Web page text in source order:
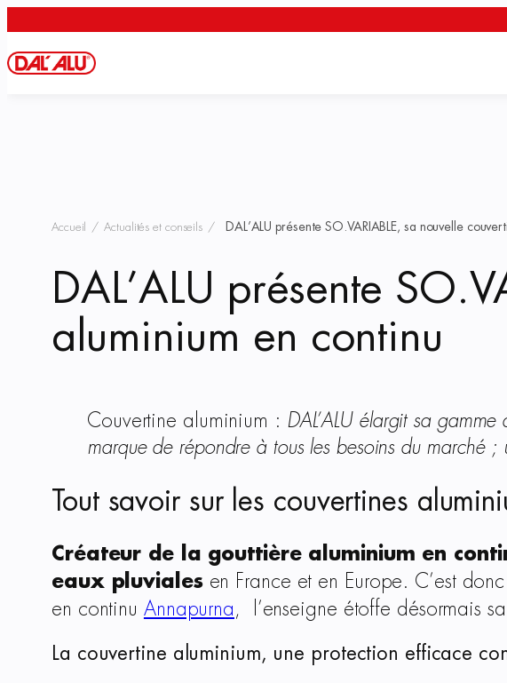
au
contenu
Accueil / Actualités et conseils / DAL’ALU présente SO.VARIABLE, sa nouvelle
DAL’ALU présente
aluminium en continu
Couvertine aluminium : DAL’ALU élargit sa
marque de répondre à tous les besoins du
Tout savoir sur les couvertines
Créateur de la gouttière aluminium en
eaux pluvialesen France et en Europe. C’est
en continu Annapurna, l’enseigne étoffe désormais
La couvertine aluminium, une protection efficace